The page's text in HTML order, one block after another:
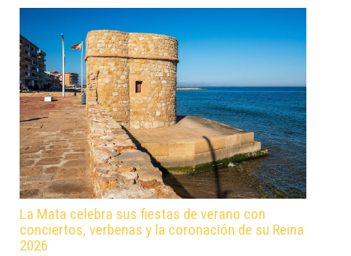
La Mata celebra sus fiestas de verano con
conciertos, verbenas y la coronación de su Reina
2026